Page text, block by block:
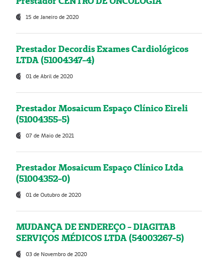
15 de Janeiro de 2020
Prestador Decordis Exames Cardiológicos
LTDA (51004347-4)
01 de Abril de 2020
Prestador Mosaicum Espaço Clínico Eireli
(51004355-5)
07 de Maio de 2021
Prestador Mosaicum Espaço Clínico Ltda
(51004352-0)
01 de Outubro de 2020
MUDANÇA DE ENDEREÇO - DIAGITAB
SERVIÇOS MÉDICOS LTDA (54003267-5)
03 de Novembro de 2020